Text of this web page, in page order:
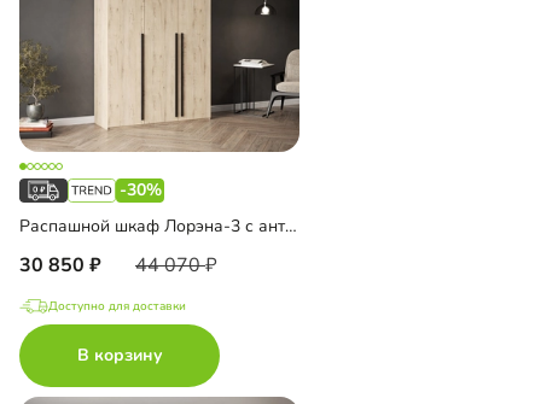
-30%
Распашной шкаф Лорэна-3 с антресолью
30 850 44 070
Доступно для доставки
В корзину